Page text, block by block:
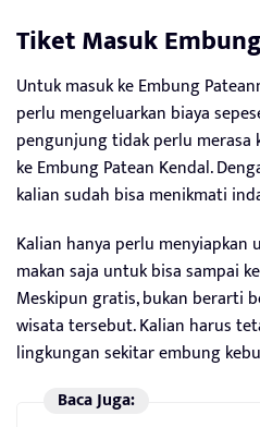
Tiket Masuk
Untuk masuk ke Embung
perlu mengeluarkan biaya
pengunjung tidak perlu
ke Embung Patean Kendal.
kalian sudah bisa menikmati
Kalian hanya perlu
makan saja untuk bisa sampai
Meskipun gratis, bukan berarti
wisata tersebut. Kalian harus
lingkungan sekitar embung
Baca Juga: